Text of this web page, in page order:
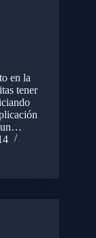
en la
tener
un…